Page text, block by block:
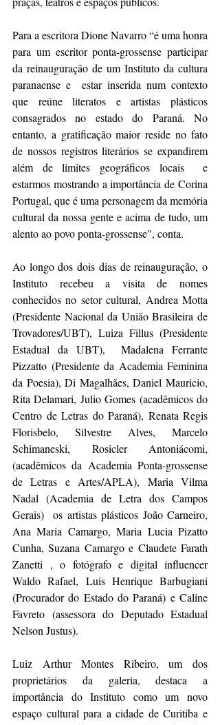
Para a escritora Dione Navarro “é uma honra
para um escritor ponta-grossense participar
da reinauguração de um Instituto da cultura
paranaense e  estar inserida num contexto
que reúne literatos e artistas plásticos
consagrados no estado do Paraná. No
entanto, a gratificação maior reside no fato
de nossos registros literários se expandirem
além de limites geográficos locais  e
estarmos mostrando a importância de Corina
Portugal, que é uma personagem da memória
cultural da nossa gente e acima de tudo, um
alento ao povo ponta-grossense", conta.
Ao longo dos dois dias de reinauguração, o
Instituto recebeu a visita de nomes
conhecidos no setor cultural, Andrea Motta
(Presidente Nacional da União Brasileira de
Trovadores/UBT), Luiza Fillus (Presidente
Estadual da UBT),  Madalena Ferrante
Pizzatto (Presidente da Academia Feminina
da Poesia), Di Magalhães, Daniel Mauricio,
Rita Delamari, Julio Gomes (acadêmicos do
Centro de Letras do Paraná), Renata Regis
Florisbelo, Silvestre Alves, Marcelo
Schimaneski, Rosicler Antoniácomi,
(acadêmicos da Academia Ponta-grossense
de Letras e Artes/APLA), Maria Vilma
Nadal (Academia de Letra dos Campos
Gerais)  os artistas plásticos João Carneiro,
Ana Maria Camargo, Maria Lucia Pizatto
Cunha, Suzana Camargo e Claudete Farath
Zanetti , o fotógrafo e digital influencer
Waldo Rafael, Luis Henrique Barbugiani
(Procurador do Estado do Paraná) e Caline
Favreto (assessora do Deputado Estadual
Nelson Justus).
Luiz Arthur Montes Ribeiro, um dos
proprietários da galeria, destaca a
importância do Instituto como um novo
espaço cultural para a cidade de Curitiba e